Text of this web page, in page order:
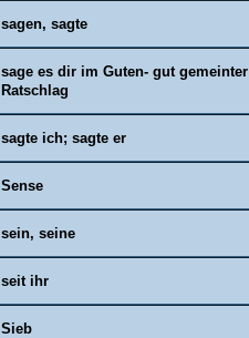
sagen, sagte
sage es dir im Guten- gut gemeinter
Ratschlag
sagte ich; sagte er
Sense
sein, seine
seit ihr
Sieb